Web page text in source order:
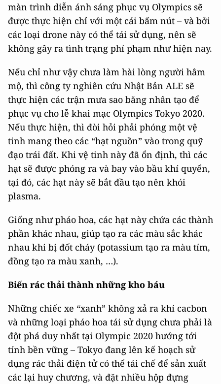
màn trình diễn ánh sáng phục vụ Olympics sẽ
được thực hiện chỉ với một cái bấm nút – và bởi
các loại drone này có thể tái sử dụng, nên sẽ
không gây ra tình trạng phí phạm như hiện nay.
Nếu chỉ như vậy chưa làm hài lòng người hâm
mộ, thì công ty nghiên cứu Nhật Bản ALE sẽ
thực hiện các trận mưa sao băng nhân tạo để
phục vụ cho lễ khai mạc Olympics Tokyo 2020.
Nếu thực hiện, thì đòi hỏi phải phóng một vệ
tinh mang theo các “hạt nguồn” vào trong quỹ
đạo trái đất. Khi vệ tinh này đã ổn định, thì các
hạt sẽ được phóng ra và bay vào bầu khí quyển,
tại đó, các hạt này sẽ bắt đầu tạo nên khói
plasma.
Giống như pháo hoa, các hạt này chứa các thành
phần khác nhau, giúp tạo ra các màu sắc khác
nhau khi bị đốt cháy (potassium tạo ra màu tím,
đồng tạo ra màu xanh, …).
Biến rác thải thành những kho báu
Những chiếc xe “xanh” không xả ra khí cacbon
và những loại pháo hoa tái sử dụng chưa phải là
đột phá duy nhất tại Olympic 2020 hướng tới
tính bền vững – Tokyo đang lên kế hoạch sử
dụng rác thải điện tử có thể tái chế để sản xuất
các lại huy chương, và đặt nhiều hộp đựng